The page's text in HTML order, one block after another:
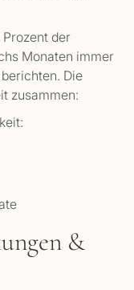
der
Monaten immer
Die
zusammen:
&